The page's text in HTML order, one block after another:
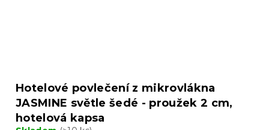
Hotelové povlečení z mikrovlákna
JASMINE světle šedé - proužek 2 cm,
hotelová kapsa